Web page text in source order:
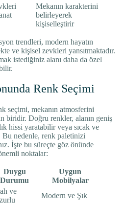
Mekanın karakterini
belirleyerek
kişiselleştirir
trendleri, modern hayatın
ve kişisel zevkleri yansıtmaktadır.
istediğiniz alanı daha da özel
Renk Seçimi
seçimi, mekanın atmosferini
biridir. Doğru renkler, alanın geniş
hissi yaratabilir veya sıcak ve
nedenle, renk paletinizi
İşte bu süreçte göz önünde
noktalar:
Duygu
Durumu
Uygun
Mobilyalar
ve
Modern ve Şık